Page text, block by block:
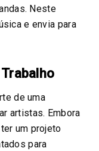
Neste
e envia para
de uma
artistas. Embora
um projeto
para